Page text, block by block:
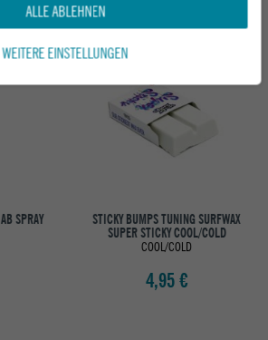
SPRAY STICKY BUMPS TUNING SURFWAX
SUPER STICKY COOL/COLD
COOL/COLD
4,95 €
ALLE ABLEHNEN
WEITERE EINSTELLUNGEN